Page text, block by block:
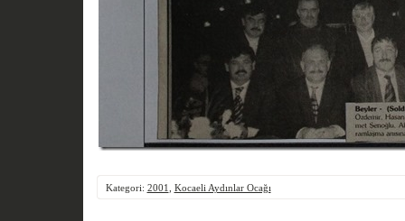
Kategori: 2001 Kocaeli Aydınlar Ocağı